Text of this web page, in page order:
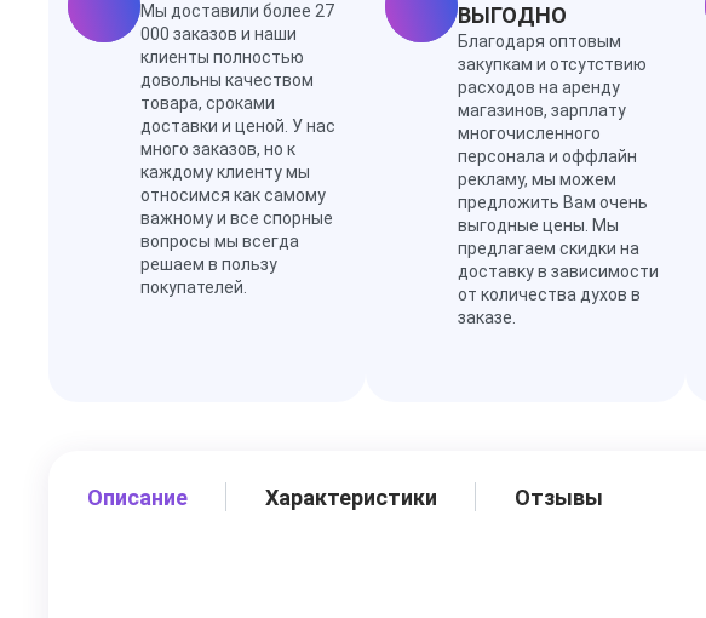
Мы доставили более 27
000 заказов и наши
клиенты полностью
довольны качеством
товара, сроками
доставки и ценой. У нас
много заказов, но к
каждому клиенту мы
относимся как самому
важному и все спорные
вопросы мы всегда
решаем в пользу
покупателей.
ВЫГОДНО
Благодаря оптовым
закупкам и отсутствию
расходов на аренду
магазинов, зарплату
многочисленного
персонала и оффлайн
рекламу, мы можем
предложить Вам очень
выгодные цены. Мы
предлагаем скидки на
доставку в зависимости
от количества духов в
заказе.
Описание Характеристики Отзывы